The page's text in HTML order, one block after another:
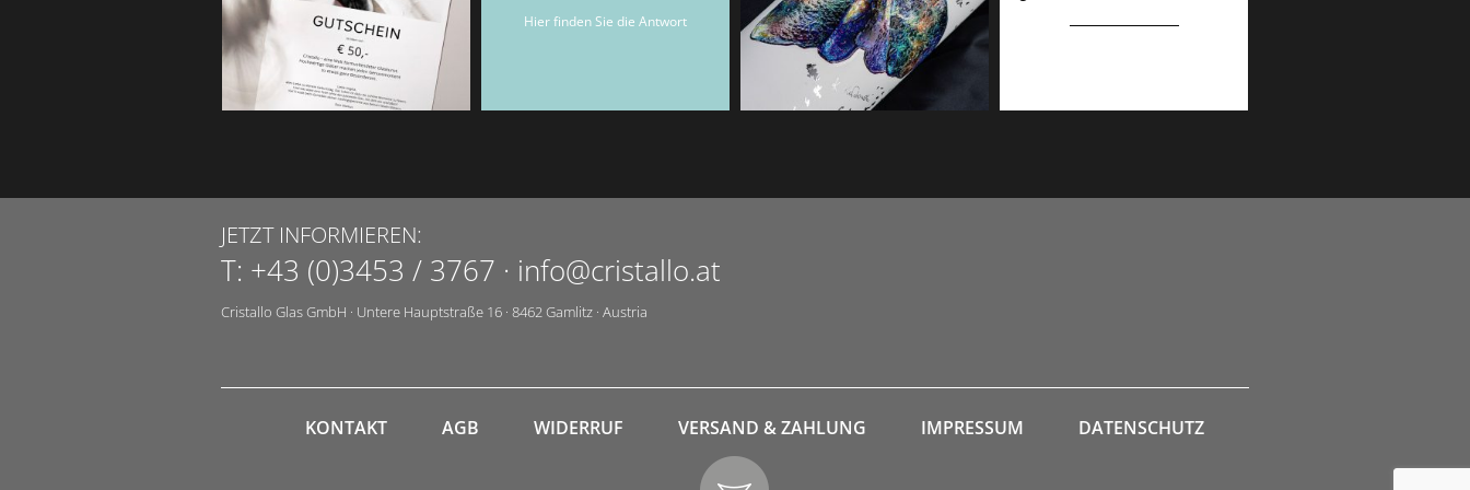
Hier finden Sie die Antwort
JETZT INFORMIEREN:
T: +43 (0)3453 / 3767 · info@cristallo.at
Cristallo Glas GmbH · Untere Hauptstraße 16 · 8462Gamlitz · Austria
KONTAKT AGB WIDERRUF VERSAND & ZAHLUNG IMPRESSUM DATENSCHUTZ